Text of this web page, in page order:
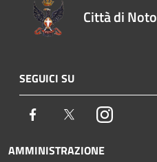
Città di Noto
SEGUICI SU
Facebook TwitterInstagram
AMMINISTRAZIONE